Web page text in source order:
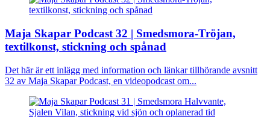
Maja Skapar Podcast 32 | Smedsmora-Tröjan,
textilkonst, stickning och spånad
Det här är ett inlägg med information och länkar tillhörande avsnitt
32 av Maja Skapar Podcast, en videopodcast om...